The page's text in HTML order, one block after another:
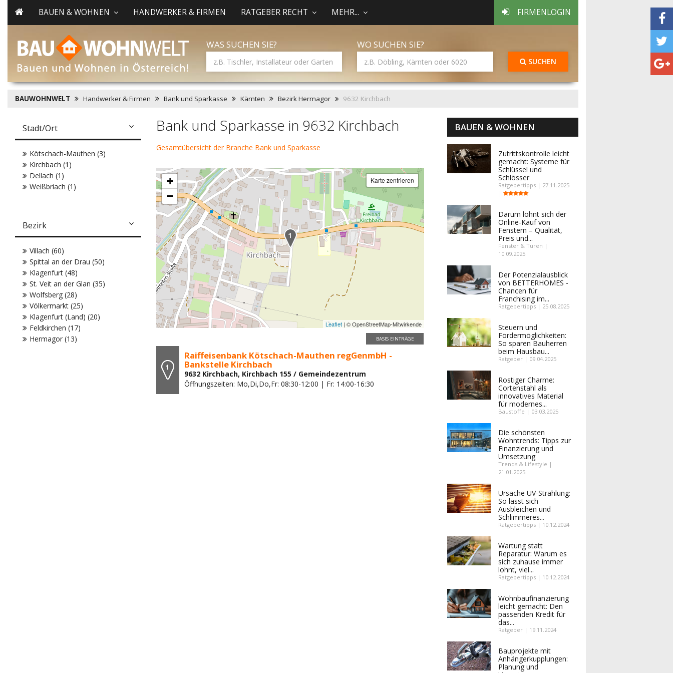
BAUEN & WOHNEN HANDWERKER & FIRMEN RATGEBER RECHT MEHR... FIRMENLOGIN
WAS SUCHEN SIE? WO SUCHEN SIE?
SUCHEN
BAUWOHNWELT Handwerker & Firmen Bank und Sparkasse Kärnten Bezirk Hermagor 9632 Kirchbach
Bank und Sparkasse in 9632 Kirchbach
Gesamtübersicht der Branche Bank und Sparkasse
+
−
Karte zentrieren
Leaflet | © OpenStreetMap-Mitwirkende
BASIS EINTRÄGE
Raiffeisenbank Kötschach-Mauthen regGenmbH -
Bankstelle Kirchbach
9632 Kirchbach, Kirchbach 155 / Gemeindezentrum
Öffnungszeiten: Mo,Di,Do,Fr: 08:30-12:00 | Fr: 14:00-16:30
Stadt/Ort
Kötschach-Mauthen (3)
Kirchbach (1)
Dellach (1)
Weißbriach (1)
Bezirk
Villach (60)
Spittal an der Drau (50)
Klagenfurt (48)
St. Veit an der Glan (35)
Wolfsberg (28)
Völkermarkt (25)
Klagenfurt (Land) (20)
Feldkirchen (17)
Hermagor (13)
BAUEN & WOHNEN
Zutrittskontrolle leicht
gemacht: Systeme für
Schlüssel und
Schlösser
Ratgebertipps | 27.11.2025
|
Darum lohnt sich der
Online-Kauf von
Fenstern – Qualität,
Preis und...
Fenster & Türen |
10.09.2025
Der Potenzialausblick
von BETTERHOMES -
Chancen für
Franchising im...
Ratgebertipps | 25.08.2025
Steuern und
Fördermöglichkeiten:
So sparen Bauherren
beim Hausbau...
Ratgeber | 09.04.2025
Rostiger Charme:
Cortenstahl als
innovatives Material
für modernes...
Baustoffe | 03.03.2025
Die schönsten
Wohntrends: Tipps zur
Finanzierung und
Umsetzung
Trends & Lifestyle |
21.01.2025
Ursache UV-Strahlung:
So lässt sich
Ausbleichen und
Schlimmeres...
Ratgebertipps | 10.12.2024
Wartung statt
Reparatur: Warum es
sich zuhause immer
lohnt, viel...
Ratgebertipps | 10.12.2024
Wohnbaufinanzierung
leicht gemacht: Den
passenden Kredit für
das...
Ratgeber | 19.11.2024
Bauprojekte mit
Anhängerkupplungen:
Planung und